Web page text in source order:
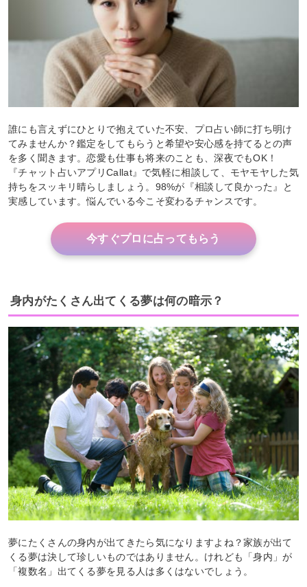
誰にも言えずにひとりで抱えていた不安、プロ占い師に打ち明け
てみませんか？鑑定をしてもらうと希望や安心感を持てるとの声
を多く聞きます。恋愛も仕事も将来のことも、深夜でもOK！
『チャット占いアプリCallat』で気軽に相談して、モヤモヤした気
持ちをスッキリ晴らしましょう。98%が『相談して良かった』と
実感しています。悩んでいる今こそ変わるチャンスです。
今すぐプロに占ってもらう
身内がたくさん出てくる夢は何の暗示？
夢にたくさんの身内が出てきたら気になりますよね？家族が出て
くる夢は決して珍しいものではありません。けれども「身内」が
「複数名」出てくる夢を見る人は多くはないでしょう。